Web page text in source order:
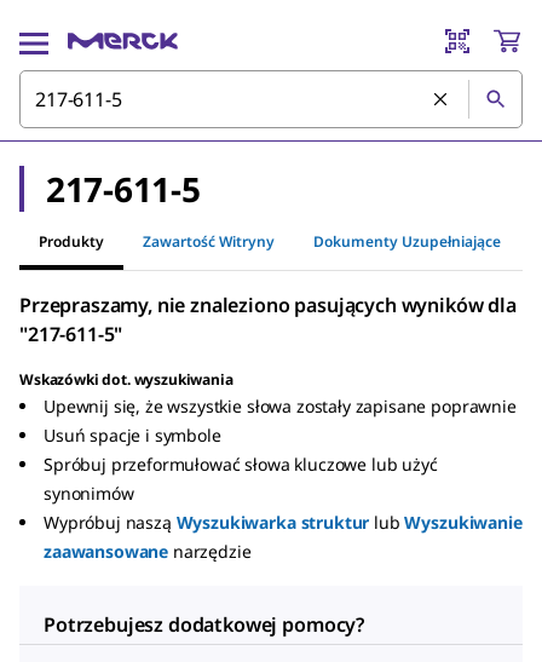
217-611-5
Produkty Zawartość Witryny Dokumenty Uzupełniające
Przepraszamy, nie znaleziono pasujących wyników dla
"217-611-5"
Wskazówki dot. wyszukiwania
Upewnij się, że wszystkie słowa zostały zapisane poprawnie
Usuń spacje i symbole
Spróbuj przeformułować słowa kluczowe lub użyć
synonimów
Wypróbuj naszą Wyszukiwarka struktur lub Wyszukiwanie
zaawansowane narzędzie
Potrzebujesz dodatkowej pomocy?